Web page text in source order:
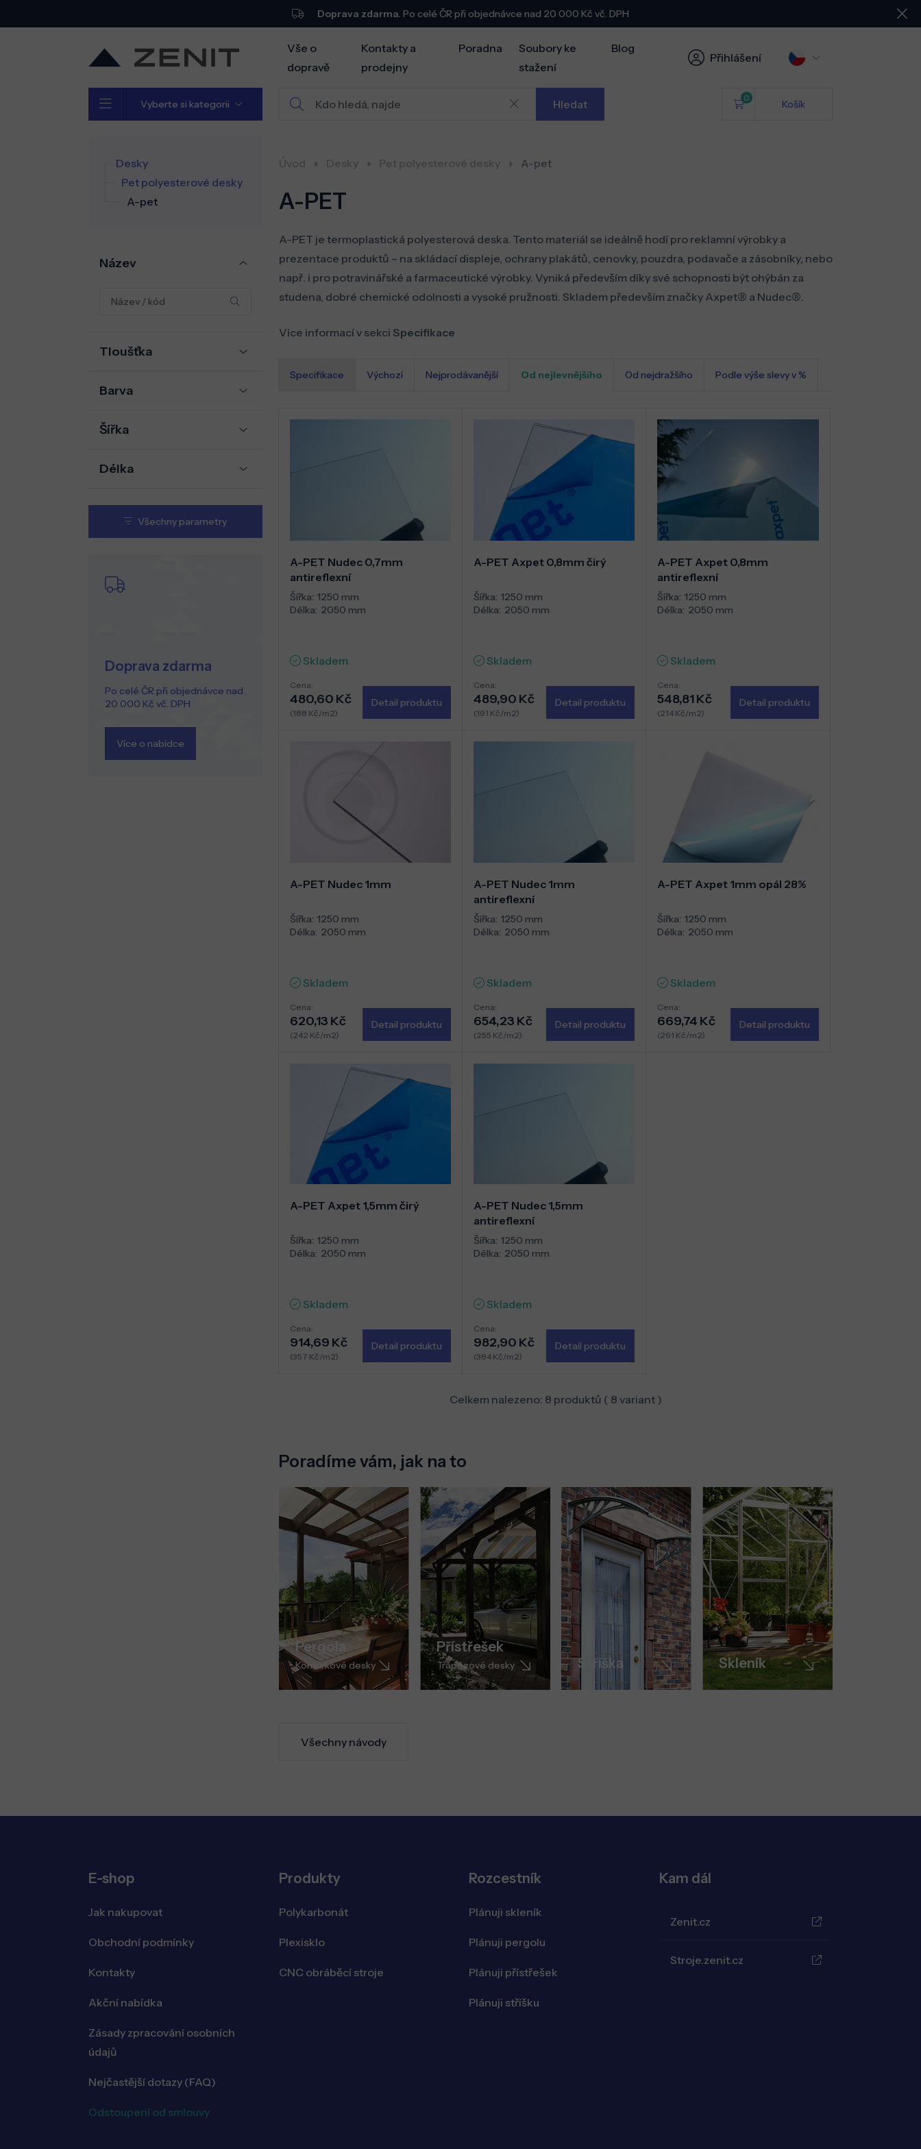
Doprava zdarma. Po celé ČR při objednávce nad 20 000 Kč vč. DPH
Vše o
dopravě
Kontakty a
prodejny
Poradna
Soubory ke
stažení
Blog
Přihlášení
Vyberte si kategorii Hledat 0
Košík
Desky
Pet polyesterové desky
A-pet
Název
Tloušťka
Barva
Šířka
Délka
Všechny parametry
Doprava zdarma
Po celé ČR při objednávce nad
20 000 Kč vč. DPH
Více o nabídce
Úvod Desky Pet polyesterové desky A-pet
A-PET
A-PET je termoplastická polyesterová deska. Tento materiál se ideálně hodí pro reklamní výrobky a
prezentace produktů – na skládací displeje, ochrany plakátů, cenovky, pouzdra, podavače a zásobníky, nebo
např. i pro potravinářské a farmaceutické výrobky. Vyniká především díky své schopnosti být ohýbán za
studena, dobré chemické odolnosti a vysoké pružnosti. Skladem především značky Axpet® a Nudec®.
Více informací v sekci Specifikace
Specifikace Výchozí Nejprodávanější Od nejlevnějšího Od nejdražšího Podle výše slevy v %
A-PET Nudec 0,7mm
antireflexní
Šířka: 1250 mm
Délka: 2050 mm
Skladem
Cena:
480,60 Kč
(188 Kč/m2)
Detail produktu
A-PET Axpet 0,8mm čirý
Šířka: 1250 mm
Délka: 2050 mm
Skladem
Cena:
489,90 Kč
(191 Kč/m2)
Detail produktu
A-PET Axpet 0,8mm
antireflexní
Šířka: 1250 mm
Délka: 2050 mm
Skladem
Cena:
548,81 Kč
(214 Kč/m2)
Detail produktu
A-PET Nudec 1mm
Šířka: 1250 mm
Délka: 2050 mm
Skladem
Cena:
620,13 Kč
(242 Kč/m2)
Detail produktu
A-PET Nudec 1mm
antireflexní
Šířka: 1250 mm
Délka: 2050 mm
Skladem
Cena:
654,23 Kč
(255 Kč/m2)
Detail produktu
A-PET Axpet 1mm opál 28%
Šířka: 1250 mm
Délka: 2050 mm
Skladem
Cena:
669,74 Kč
(261 Kč/m2)
Detail produktu
A-PET Axpet 1,5mm čirý
Šířka: 1250 mm
Délka: 2050 mm
Skladem
Cena:
914,69 Kč
(357 Kč/m2)
Detail produktu
A-PET Nudec 1,5mm
antireflexní
Šířka: 1250 mm
Délka: 2050 mm
Skladem
Cena:
982,90 Kč
(384 Kč/m2)
Detail produktu
Celkem nalezeno: 8 produktů ( 8 variant )
Poradíme vám, jak na to
Pergola
Komůrkové desky
Přístřešek
Trapézové desky Stříška Skleník
Všechny návody
E-shop
Jak nakupovat
Obchodní podmínky
Kontakty
Akční nabídka
Zásady zpracování osobních
údajů
Nejčastější dotazy (FAQ)
Odstoupení od smlouvy
Produkty
Polykarbonát
Plexisklo
CNC obráběcí stroje
Rozcestník
Plánuji skleník
Plánuji pergolu
Plánuji přístřešek
Plánuji stříšku
Kam dál
Zenit.cz
Stroje.zenit.cz